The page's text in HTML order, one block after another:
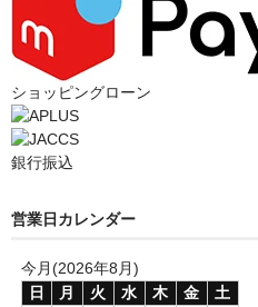
ショッピングローン
銀行振込
営業日カレンダー
今月(2026年8月)
日
月 火 水 木 金
土